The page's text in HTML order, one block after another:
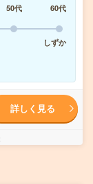
50代
60代
しずか
詳しく見る